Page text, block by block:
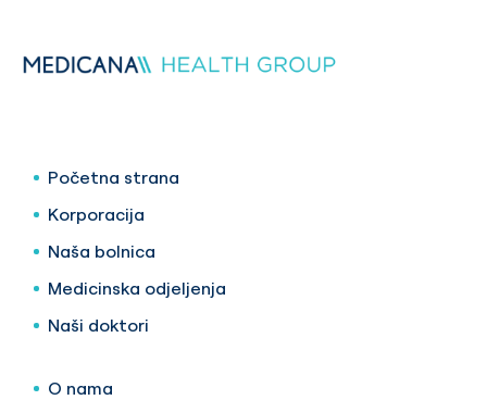
Početna strana
Korporacija
Naša bolnica
Medicinska odjeljenja
Naši doktori
O nama